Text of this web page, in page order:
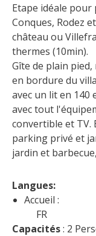
Flâner à
cent
Les Plus Beaux
France
Les villages de
Le Pays des
Rouergue
Les Villes et Pays
Decazeville-Aubin
Patrimoine
l'UNESCO
Etape idéale pour
Conques, Rodez
château ou
thermes (10min).
Gîte de plain
en bordure du
avec un lit en 140
avec tout
convertible et TV.
parking privé et
jardin et
Langues:
Accueil :
FR
Capacités : 2